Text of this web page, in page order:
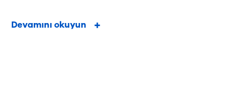
Devamını okuyun